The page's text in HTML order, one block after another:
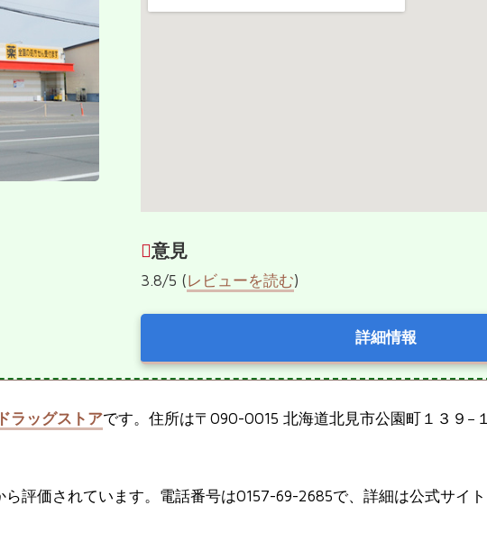
意見
3.8/5 (レビューを読む)
詳細情報
ドラッグストアです。住所は〒090-0015 北海道北見市公園町１３９−１
ら評価されています。電話番号は0157-69-2685で、詳細は公式サイト